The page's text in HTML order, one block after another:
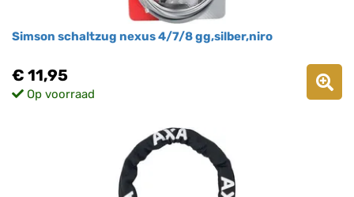
Simson schaltzug nexus 4/7/8 gg,silber,niro
€ 11,95
Op voorraad